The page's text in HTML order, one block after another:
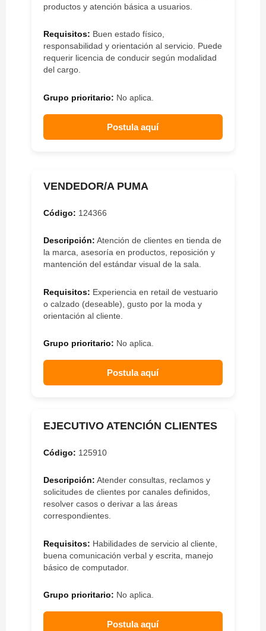
productos y atención básica a usuarios.
Requisitos: Buen estado físico,
responsabilidad y orientación al servicio. Puede
requerir licencia de conducir según modalidad
del cargo.
Grupo prioritario: No aplica.
Postula aquí
VENDEDOR/A PUMA
Código: 124366
Descripción: Atención de clientes en tienda de
la marca, asesoría en productos, reposición y
mantención del estándar visual de la sala.
Requisitos: Experiencia en retail de vestuario
o calzado (deseable), gusto por la moda y
orientación al cliente.
Grupo prioritario: No aplica.
Postula aquí
EJECUTIVO ATENCIÓN CLIENTES
Código: 125910
Descripción: Atender consultas, reclamos y
solicitudes de clientes por canales definidos,
resolver casos o derivar a las áreas
correspondientes.
Requisitos: Habilidades de servicio al cliente,
buena comunicación verbal y escrita, manejo
básico de computador.
Grupo prioritario: No aplica.
Postula aquí